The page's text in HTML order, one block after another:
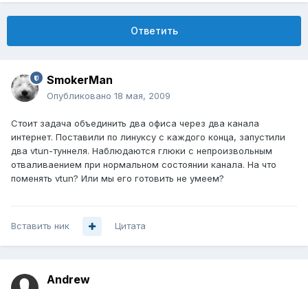
Ответить
SmokerMan
Опубликовано 18 мая, 2009
Стоит задача объединить два офиса через два канала
интернет. Поставили по линуксу с каждого конца, запустили
два vtun-туннеля. Наблюдаются глюки с непроизвольным
отваливаением при нормальном состоянии канала. На что
поменять vtun? Или мы его готовить не умеем?
Вставить ник Цитата
Andrеw